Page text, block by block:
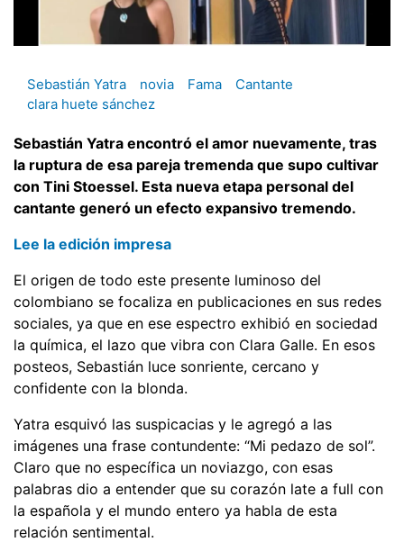
Sebastián Yatra novia Fama
Cantante
clara huete sánchez
Sebastián Yatra encontró el amor nuevamente, tras
la ruptura de esa pareja tremenda que supo cultivar
con Tini Stoessel. Esta nueva etapa personal del
cantante generó un efecto expansivo tremendo.
Lee la edición impresa
El origen de todo este presente luminoso del
colombiano se focaliza en publicaciones en sus redes
sociales, ya que en ese espectro exhibió en sociedad
la química, el lazo que vibra con Clara Galle. En esos
posteos, Sebastián luce sonriente, cercano y
confidente con la blonda.
Yatra esquivó las suspicacias y le agregó a las
imágenes una frase contundente: “Mi pedazo de sol”.
Claro que no específica un noviazgo, con esas
palabras dio a entender que su corazón late a full con
la española y el mundo entero ya habla de esta
relación sentimental.